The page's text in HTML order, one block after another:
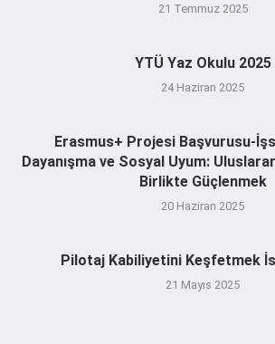
21 Temmuz 2025
YTÜ Yaz Okulu 2025
24 Haziran 2025
Erasmus+ Projesi Başvurusu-
Dayanışma ve Sosyal Uyum:
Birlikte Güçlenmek
20 Haziran 2025
Pilotaj Kabiliyetini Keşfetmek
21 Mayıs 2025